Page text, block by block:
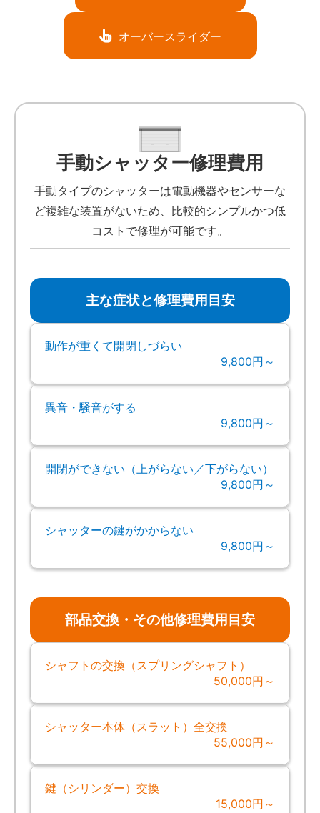
オーバースライダー
手動シャッター修理費用
手動タイプのシャッターは電動機器やセンサーな
ど複雑な装置がないため、比較的シンプルかつ低
コストで修理が可能です。
主な症状と修理費用目安
動作が重くて開閉しづらい
9,800円～
異音・騒音がする
9,800円～
開閉ができない（上がらない／下がらない）
9,800円～
シャッターの鍵がかからない
9,800円～
部品交換・その他修理費用目安
シャフトの交換（スプリングシャフト）
50,000円～
シャッター本体（スラット）全交換
55,000円～
鍵（シリンダー）交換
15,000円～